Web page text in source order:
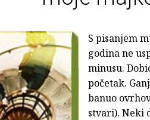
S pisanjem
godina ne
minusu.
početak.
banuo
stvari). Neki